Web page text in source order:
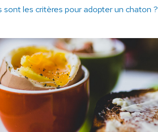
sont les critères pour adopter un chaton ?